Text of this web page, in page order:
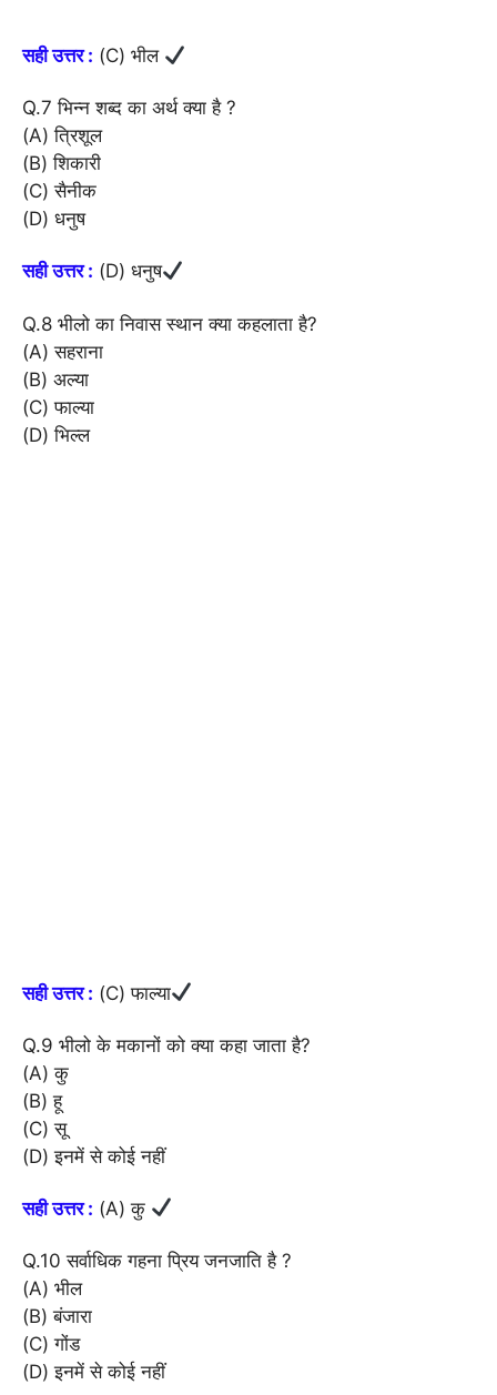
सही उत्तर : (C) भील
Q.7 भिन्न शब्द का अर्थ क्या है ?
(A) त्रिशूल
(B) शिकारी
(C) सैनीक
(D) धनुष
सही उत्तर : (D) धनुष
Q.8 भीलो का निवास स्थान क्या कहलाता है?
(A) सहराना
(B) अल्या
(C) फाल्या
(D) भिल्ल
सही उत्तर : (C) फाल्या
Q.9 भीलो के मकानों को क्या कहा जाता है?
(A) कु
(B) हू
(C) सू
(D) इनमें से कोई नहीं
सही उत्तर : (A) कु
Q.10 सर्वाधिक गहना प्रिय जनजाति है ?
(A) भील
(B) बंजारा
(C) गोंड
(D) इनमें से कोई नहीं